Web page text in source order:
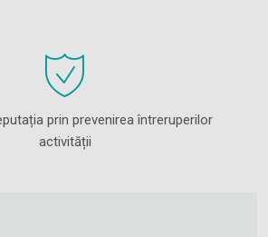
prin prevenirea întreruperilor
activității